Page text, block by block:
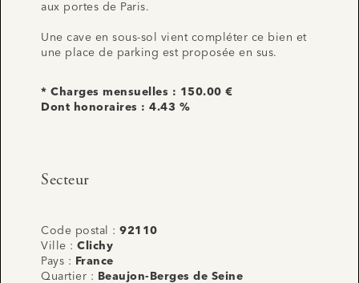
aux portes de Paris.
Une cave en sous-sol vient compléter ce bien et
une place de parking est proposée en sus.
* Charges mensuelles : 150.00 €
Dont honoraires : 4.43 %
Secteur
Code postal : 92110
Ville : Clichy
Pays :
France
Quartier :
Beaujon-Berges de Seine